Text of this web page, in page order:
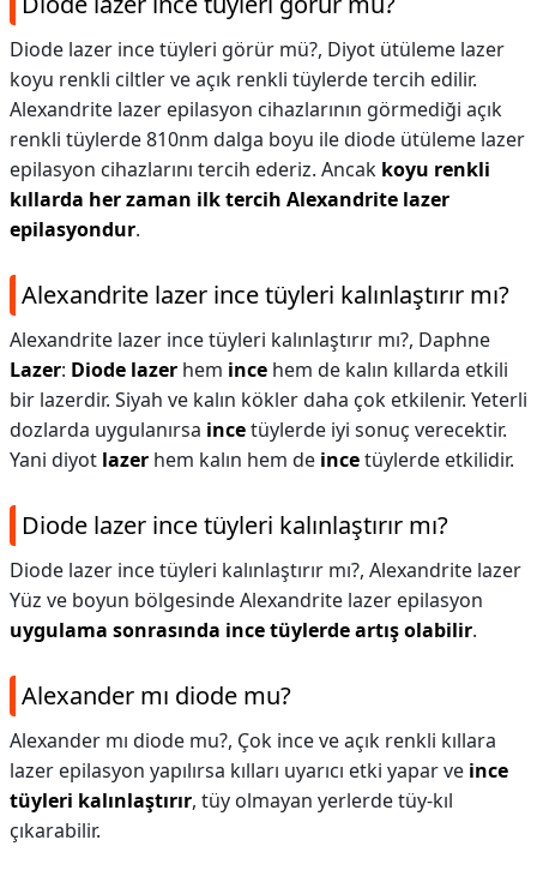
Diode lazer ince tüyleri görür mü?, Diyot ütüleme lazer
koyu renkli ciltler ve açık renkli tüylerde tercih edilir.
Alexandrite lazer epilasyon cihazlarının görmediği açık
renkli tüylerde 810nm dalga boyu ile diode ütüleme lazer
epilasyon cihazlarını tercih ederiz. Ancak koyu renkli
kıllarda her zaman ilk tercih Alexandrite lazer
epilasyondur.
Alexandrite lazer ince tüyleri kalınlaştırır mı?
Alexandrite lazer ince tüyleri kalınlaştırır mı?, Daphne
Lazer: Diode lazer hem ince hem de kalın kıllarda etkili
bir lazerdir. Siyah ve kalın kökler daha çok etkilenir. Yeterli
dozlarda uygulanırsa incetüylerde iyi sonuç verecektir.
Yani diyot lazer hem kalın hem de incetüylerde etkilidir.
Diode lazer ince tüyleri kalınlaştırır mı?
Diode lazer ince tüyleri kalınlaştırır mı?, Alexandrite lazer
Yüz ve boyun bölgesinde Alexandrite lazer epilasyon
uygulama sonrasında ince tüylerde artış olabilir.
Alexander mı diode mu?
Alexander mı diode mu?, Çok ince ve açık renkli kıllara
lazer epilasyon yapılırsa kılları uyarıcı etki yapar ve ince
tüyleri kalınlaştırır, tüy olmayan yerlerde tüy-kıl
çıkarabilir.